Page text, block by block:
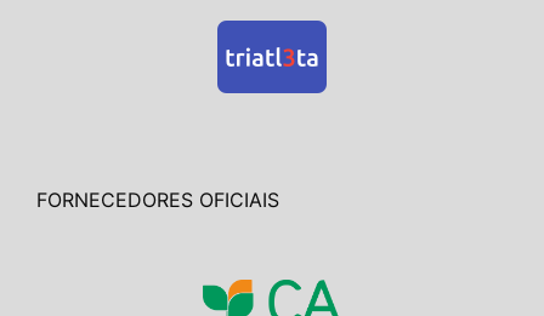
FORNECEDORES OFICIAIS